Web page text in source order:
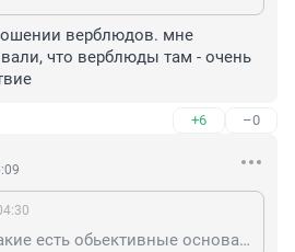
верблюдов. мне
что верблюды там - очень
+6 –0
Если подумать, какие есть обьективные основания чтобы в России ездили на чем то лучшем чем китайцы? В России выше производительность труда чем в Китае? Выше технологии и наука? Выше эффективность экономики? ... Нефть? В Саудовской Аравии нефти больше, а народу меньше чем в России, и там только элита ездит на хороших машинах, остальные - на верблюдах.